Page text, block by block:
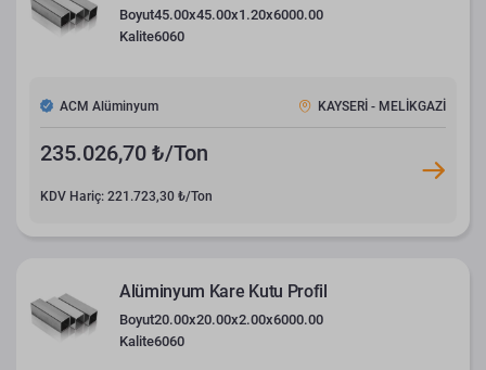
Boyut45.00x45.00x1.20x6000.00
Kalite6060
ACM Alüminyum KAYSERİ - MELİKGAZİ
235.026,70 ₺/Ton
KDV Hariç: 221.723,30 ₺/Ton
Alüminyum Kare Kutu Profil
Boyut20.00x20.00x2.00x6000.00
Kalite6060